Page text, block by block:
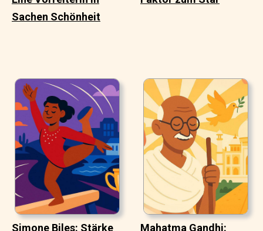
Sachen Schönheit
Simone Biles: Stärke
Mahatma Gandhi: